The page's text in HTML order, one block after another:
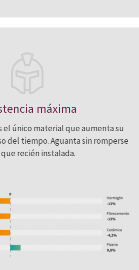
máxima
el único material que aumenta su
del tiempo. Aguanta sin romperse
recién instalada.